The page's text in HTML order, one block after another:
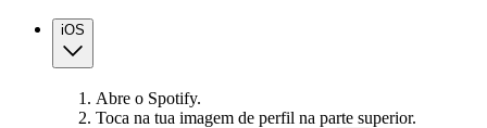
iOS
Abre o Spotify.
Toca na tua imagem de perfil na parte superior.